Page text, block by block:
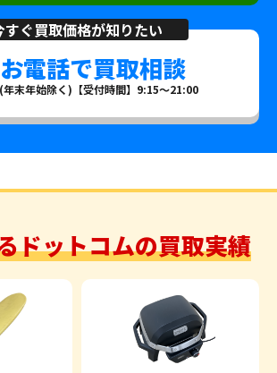
すぐ買取価格が知りたい
お電話で買取相談
年末年始除く)【受付時間】9:15～21:00
ドットコムの買取実績